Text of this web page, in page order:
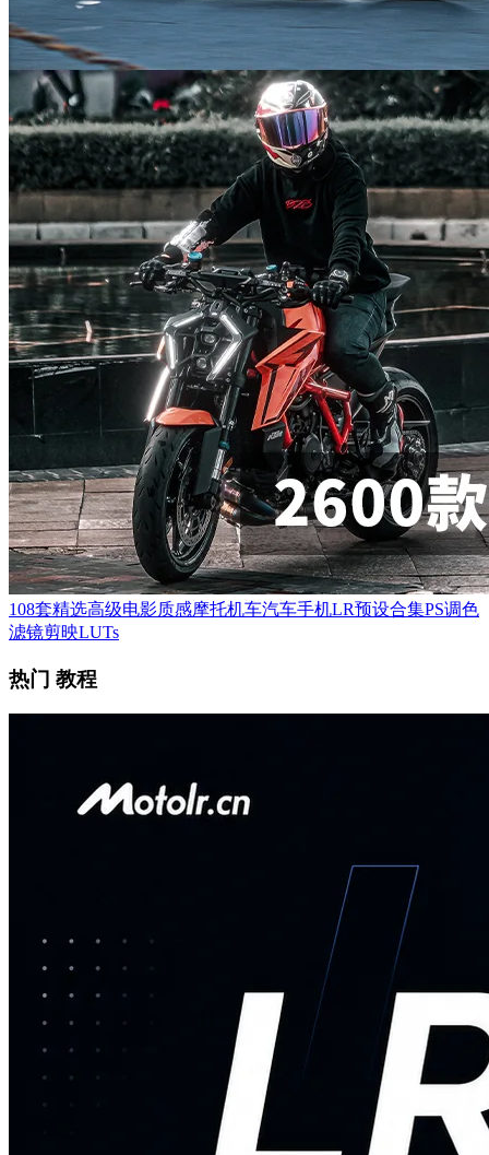
108套精选高级电影质感摩托机车汽车手机LR预设合集PS调色
滤镜剪映LUTs
热门 教程